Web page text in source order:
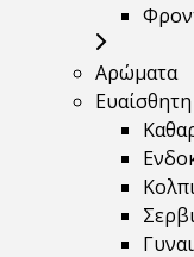
Αρώματα